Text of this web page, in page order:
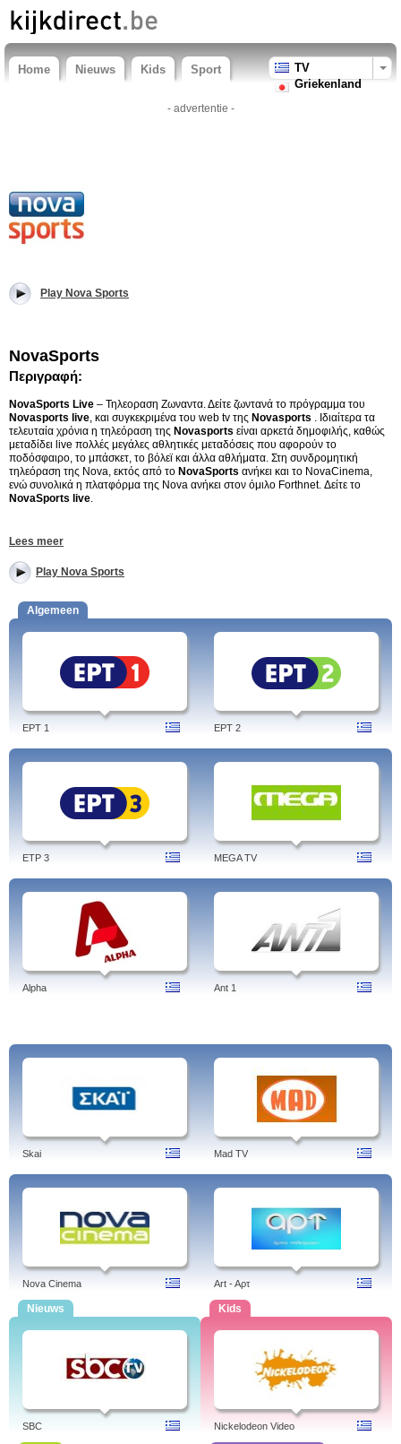
Home Nieuws Kids Sport
TV
Griekenland
- advertentie -
Play Nova Sports
NovaSports
Περιγραφή:
NovaSports Live – Τηλεοραση Ζωναντα. Δείτε ζωντανά το πρόγραμμα του
Novasports live, και συγκεκριμένα του web tv της Novasports . Ιδιαίτερα τα
τελευταία χρόνια η τηλεόραση της Novasports είναι αρκετά δημοφιλής, καθώς
μεταδίδει live πολλές μεγάλες αθλητικές μεταδόσεις που αφορούν το
ποδόσφαιρο, το μπάσκετ, το βόλεϊ και άλλα αθλήματα. Στη συνδρομητική
τηλεόραση της Nova, εκτός από το NovaSports ανήκει και το NovaCinema,
ενώ συνολικά η πλατφόρμα της Nova ανήκει στον όμιλο Forthnet. Δείτε το
NovaSports live.
Tags: novasports, nova sports fm, live, programma, 1 live, radio, 1 live
streaming, fm protoselida, novasports 2, live streaming
Lees meer
Play Nova Sports
Algemeen
EPT 1 EPT 2
ETP 3 MEGA TV
Alpha Ant 1
Skai Mad TV
Nova Cinema Art - Aρτ
Nieuws
SBC
Kids
Nickelodeon Video